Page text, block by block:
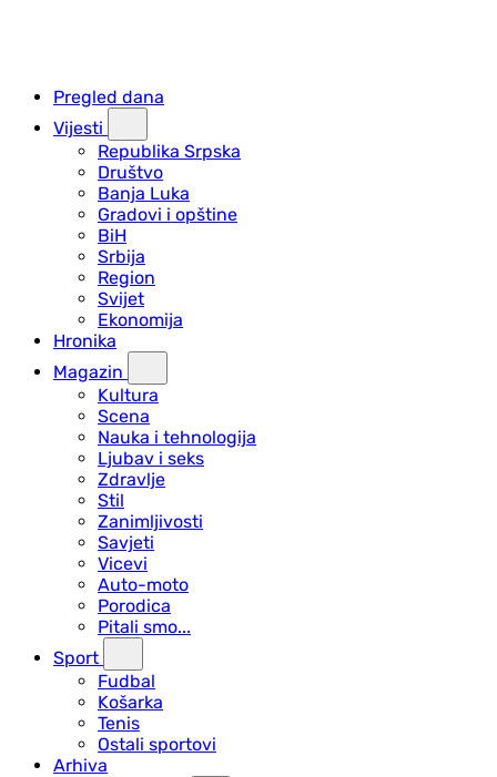
Pregled dana
Vijesti
Republika Srpska
Društvo
Banja Luka
Gradovi i opštine
BiH
Srbija
Region
Svijet
Ekonomija
Hronika
Magazin
Kultura
Scena
Nauka i tehnologija
Ljubav i seks
Zdravlje
Stil
Zanimljivosti
Savjeti
Vicevi
Auto-moto
Porodica
Pitali smo...
Sport
Fudbal
Košarka
Tenis
Ostali sportovi
Arhiva